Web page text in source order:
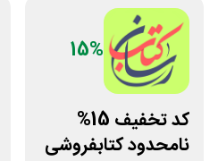
15%
کد تخفیف 15%
نامحدود کتابفروشی